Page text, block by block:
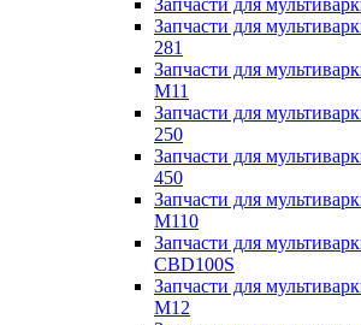
Запчасти для
Запчасти для
281
Запчасти для
M11
Запчасти для
250
Запчасти для
450
Запчасти для
M110
Запчасти для
CBD100S
Запчасти для
M12